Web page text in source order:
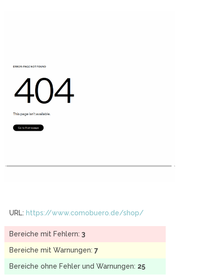
URL: https://www.comobuero.de/shop/
Bereiche mit Fehlern: 3
Bereiche mit Warnungen: 7
Bereiche ohne Fehler und Warnungen: 25